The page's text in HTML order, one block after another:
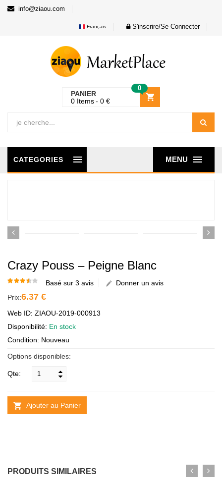
info@ziaou.com
Français S'inscrire/Se Connecter
PANIER
0
0 Items 0 €
MENU
CATEGORIES
Crazy Pouss – Peigne Blanc
Basé sur 3 avis
Donner un avis
Prix:6.37 €
Web ID: ZIAOU-2019-000913
Disponibilité: En stock
Condition: Nouveau
Options disponibles:
Qte:
Ajouter au Panier
PRODUITS SIMILAIRES